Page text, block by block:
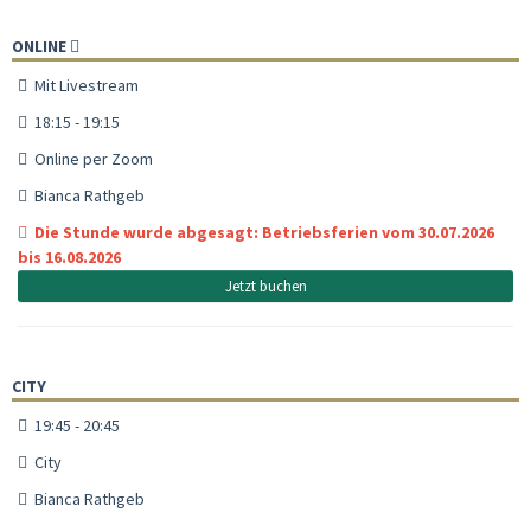
ONLINE
Mit Livestream
18:15 - 19:15
Online per Zoom
Bianca Rathgeb
Die Stunde wurde abgesagt: Betriebsferien vom 30.07.2026
bis 16.08.2026
Jetzt buchen
CITY
19:45 - 20:45
City
Bianca Rathgeb